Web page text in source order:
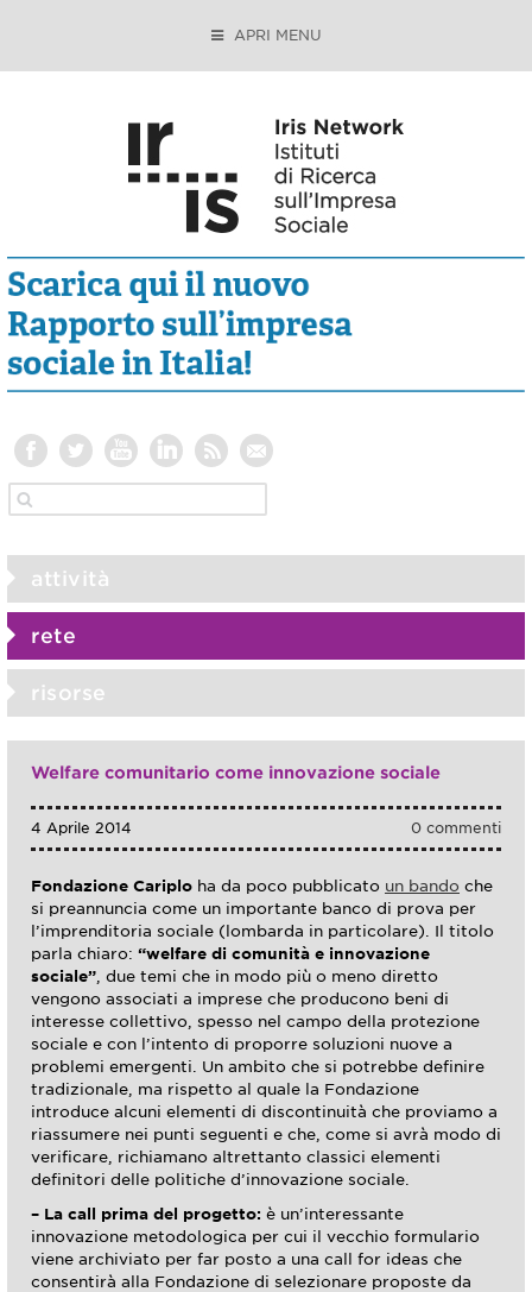
APRI MENU
attività
rete
risorse
Welfare comunitario come innovazione sociale
0 commenti
4 Aprile 2014
Fondazione Cariplo ha da poco pubblicato un bando che
si preannuncia come un importante banco di prova per
l’imprenditoria sociale (lombarda in particolare). Il titolo
parla chiaro: “welfare di comunità e innovazione
sociale” , due temi che in modo più o meno diretto
vengono associati a imprese che producono beni di
interesse collettivo, spesso nel campo della protezione
sociale e con l’intento di proporre soluzioni nuove a
problemi emergenti. Un ambito che si potrebbe definire
tradizionale, ma rispetto al quale la Fondazione
introduce alcuni elementi di discontinuità che proviamo a
riassumere nei punti seguenti e che, come si avrà modo di
verificare, richiamano altrettanto classici elementi
definitori delle politiche d’innovazione sociale.
– La call prima del progetto: è un’interessante
innovazione metodologica per cui il vecchio formulario
viene archiviato per far posto a una call for ideas che
consentirà alla Fondazione di selezionare proposte da